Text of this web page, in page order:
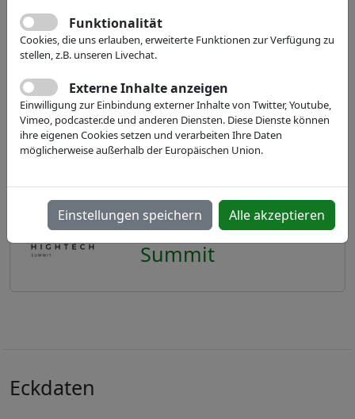
Webseite
IVAM Hightech
Summit
Eckdaten
Funktionalität
Cookies, die uns erlauben, erweiterte Funktionen zur Verfügung zu
stellen, z.B. unseren Livechat.
Externe Inhalte anzeigen
Einwilligung zur Einbindung externer Inhalte von Twitter, Youtube,
Vimeo, podcaster.de und anderen Diensten. Diese Dienste können
ihre eigenen Cookies setzen und verarbeiten Ihre Daten
möglicherweise außerhalb der Europäischen Union.
Einstellungen speichern Alle akzeptieren